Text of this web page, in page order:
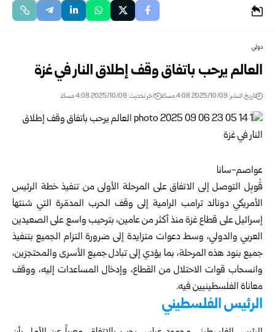
دولي
العالم يرحب باتفاق وقف إطلاق النار في غزة
تاريخ النشر: 2025/10/09 4:08 مساءً اخر تحديث: 2025/10/09 4:08 مساءً
عواصم-سانا
قُوبِل التوصل إلى الاتفاق على المرحلة الأولى من تنفيذ خطة الرئيس
الأمريكي دونالد ترامب الرامية إلى وقف الحرب المدمّرة التي شنتها
إسرائيل على قطاع غزة منذ أكثر من عامين، بترحيب واسع على الصعيدين
العربي والدولي، وسط دعوات متزايدة إلى ضرورة التزام الجميع بتنفيذ
جميع بنود هذه المرحلة، بما يؤدي إلى تبادل جميع الأسرى والمحتجزين،
وانسحاب قوات الاحتلال من القطاع، وإدخال المساعدات إليه، ووقف
معاناة الفلسطينيين فيه.
الرئيس الفلسطيني